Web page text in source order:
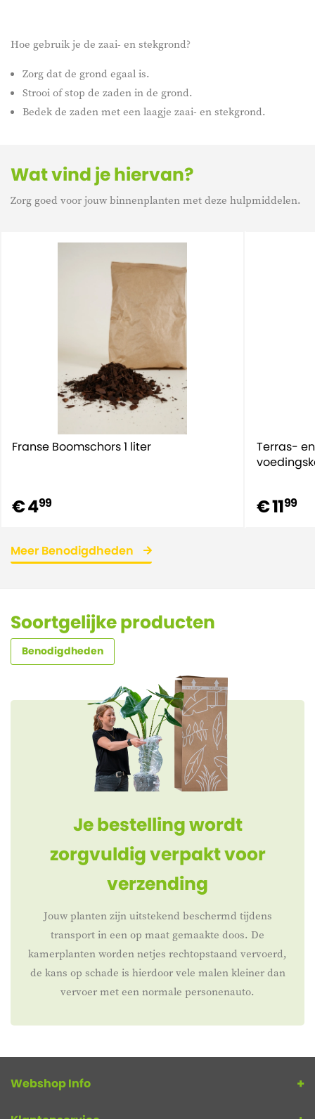
Wat vind je hiervan?
Zorg goed voor jouw binnenplanten met deze hulpmiddelen.
Franse Boomschors 1 liter
€ 499
Terras-
€ 1199
Meer Benodigdheden
Soortgelijke producten
Benodigdheden
Hoe gebruik je de zaai- en stekgrond?
Zorg dat de grond egaal is.
Strooi of stop de zaden in de grond.
Bedek de zaden met een laagje zaai- en stekgrond.
Je bestelling wordt
zorgvuldig verpakt voor
verzending
Jouw planten zijn uitstekend beschermd tijdens
transport in een op maat gemaakte doos. De
kamerplanten worden netjes rechtopstaand vervoerd,
de kans op schade is hierdoor vele malen kleiner dan
vervoer met een normale personenauto.
Webshop Info